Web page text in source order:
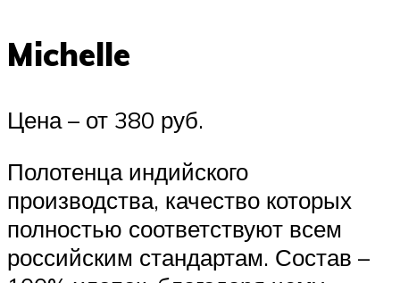
Michelle
Цена – от 380 руб.
Полотенца индийского
производства, качество которых
полностью соответствуют всем
российским стандартам. Состав –